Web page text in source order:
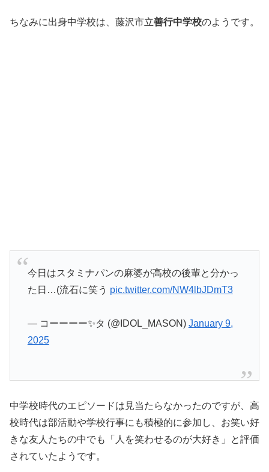
ちなみに出身中学校は、藤沢市立善行中学校のようです。
今日はスタミナパンの麻婆が高校の後輩と分かっ
た日…(流石に笑う pic.twitter.com/NW4lbJDmT3
— コーーーー✨タ (@IDOL_MASON) January 9,
2025
中学校時代のエピソードは見当たらなかったのですが、高
校時代は部活動や学校行事にも積極的に参加し、お笑い好
きな友人たちの中でも「人を笑わせるのが大好き」と評価
されていたようです。